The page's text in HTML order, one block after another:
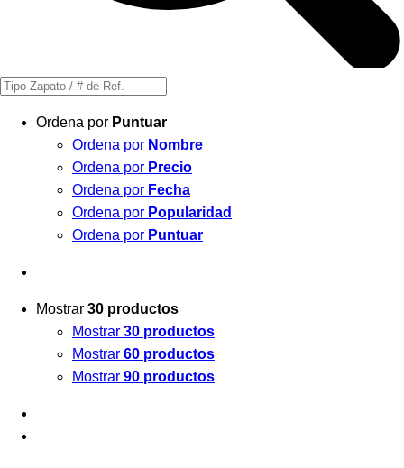
Búsqueda
productosOrdena por Puntuar
Ordena por Nombre
Ordena por Precio
Ordena por Fecha
Ordena por Popularidad
Ordena por Puntuar
Mostrar 30 productos
Mostrar 30 productos
Mostrar 60 productos
Mostrar 90 productos